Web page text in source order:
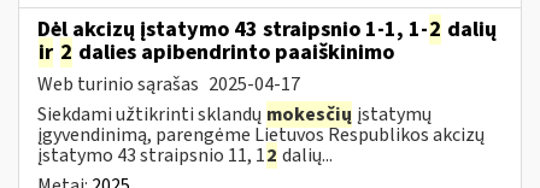
Dėl akcizų įstatymo 43 straipsnio 1-1, 1-2 dalių
ir 2 dalies apibendrinto paaiškinimo
Web turinio sąrašas 2025-04-17
Siekdami užtikrinti sklandų mokesčių įstatymų
įgyvendinimą, parengėme Lietuvos Respublikos akcizų
įstatymo 43 straipsnio 11, 12 dalių...